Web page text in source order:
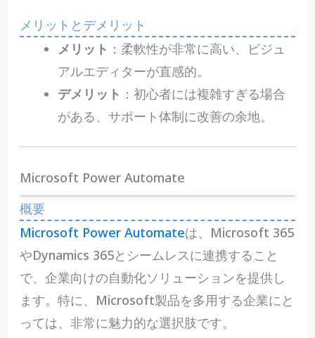
メリットとデメリット
メリット ：柔軟性が非常に高い、ビジュ
アルエディターが直感的。
デメリット ：初心者には複雑すぎる場合
がある、サポート体制に改善の余地。
Microsoft Power Automate
概要
Microsoft Power Automateは、Microsoft 365
やDynamics 365とシームレスに連携すること
で、企業向けの自動化ソリューションを提供し
ます。特に、Microsoft製品を多用する企業にと
っては、非常に魅力的な選択肢です。